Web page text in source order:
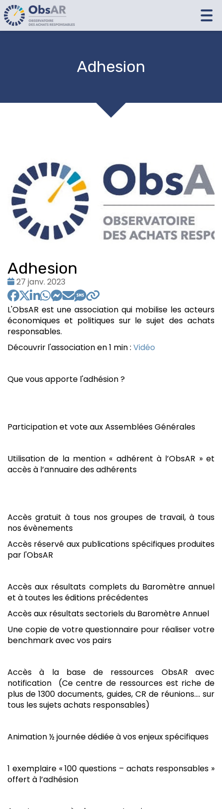
Adhesion
Adhesion
Date
:
27 janv. 2023
L'ObsAR est une association qui mobilise les acteurs
économiques et politiques sur le sujet des achats
responsables.
Découvrir l'association en 1 min : Vidéo
Que vous apporte l'adhésion ?
Participation et vote aux Assemblées Générales
Utilisation de la mention « adhérent à l’ObsAR » et
accès à l’annuaire des adhérents
Accès gratuit à tous nos groupes de travail, à tous
nos évènements
Accès réservé aux publications spécifiques produites
par l'ObsAR
Accès aux résultats complets du Baromètre annuel
et à toutes les éditions précédentes
Accès aux résultats sectoriels du Baromètre Annuel
Une copie de votre questionnaire pour réaliser votre
benchmark avec vos pairs
Accès à la base de ressources ObsAR avec
notification (Ce centre de ressources est riche de
plus de 1300 documents, guides, CR de réunions.... sur
tous les sujets achats responsables)
Animation ½ journée dédiée à vos enjeux spécifiques
1 exemplaire « 100 questions – achats responsables »
offert à l’adhésion